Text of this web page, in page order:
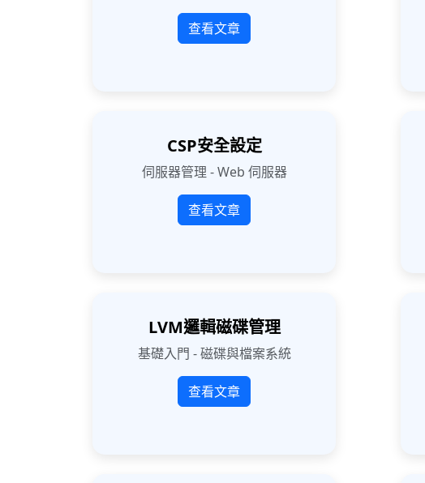
查看文章
CSP安全設定
伺服器管理 - Web 伺服器
查看文章
LVM邏輯磁碟管理
基礎入門 - 磁碟與檔案系統
查看文章